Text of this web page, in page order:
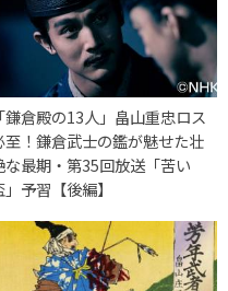
「鎌倉殿の13人」畠山重忠ロス
至！鎌倉武士の鑑が魅せた壮
な最期・第35回放送「苦い
」予習【後編】